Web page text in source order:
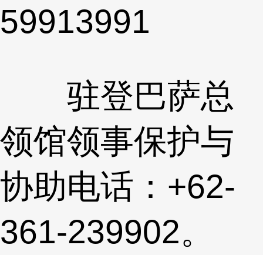
59913991
驻登巴萨总
领馆领事保护与
协助电话：+62-
361-239902。